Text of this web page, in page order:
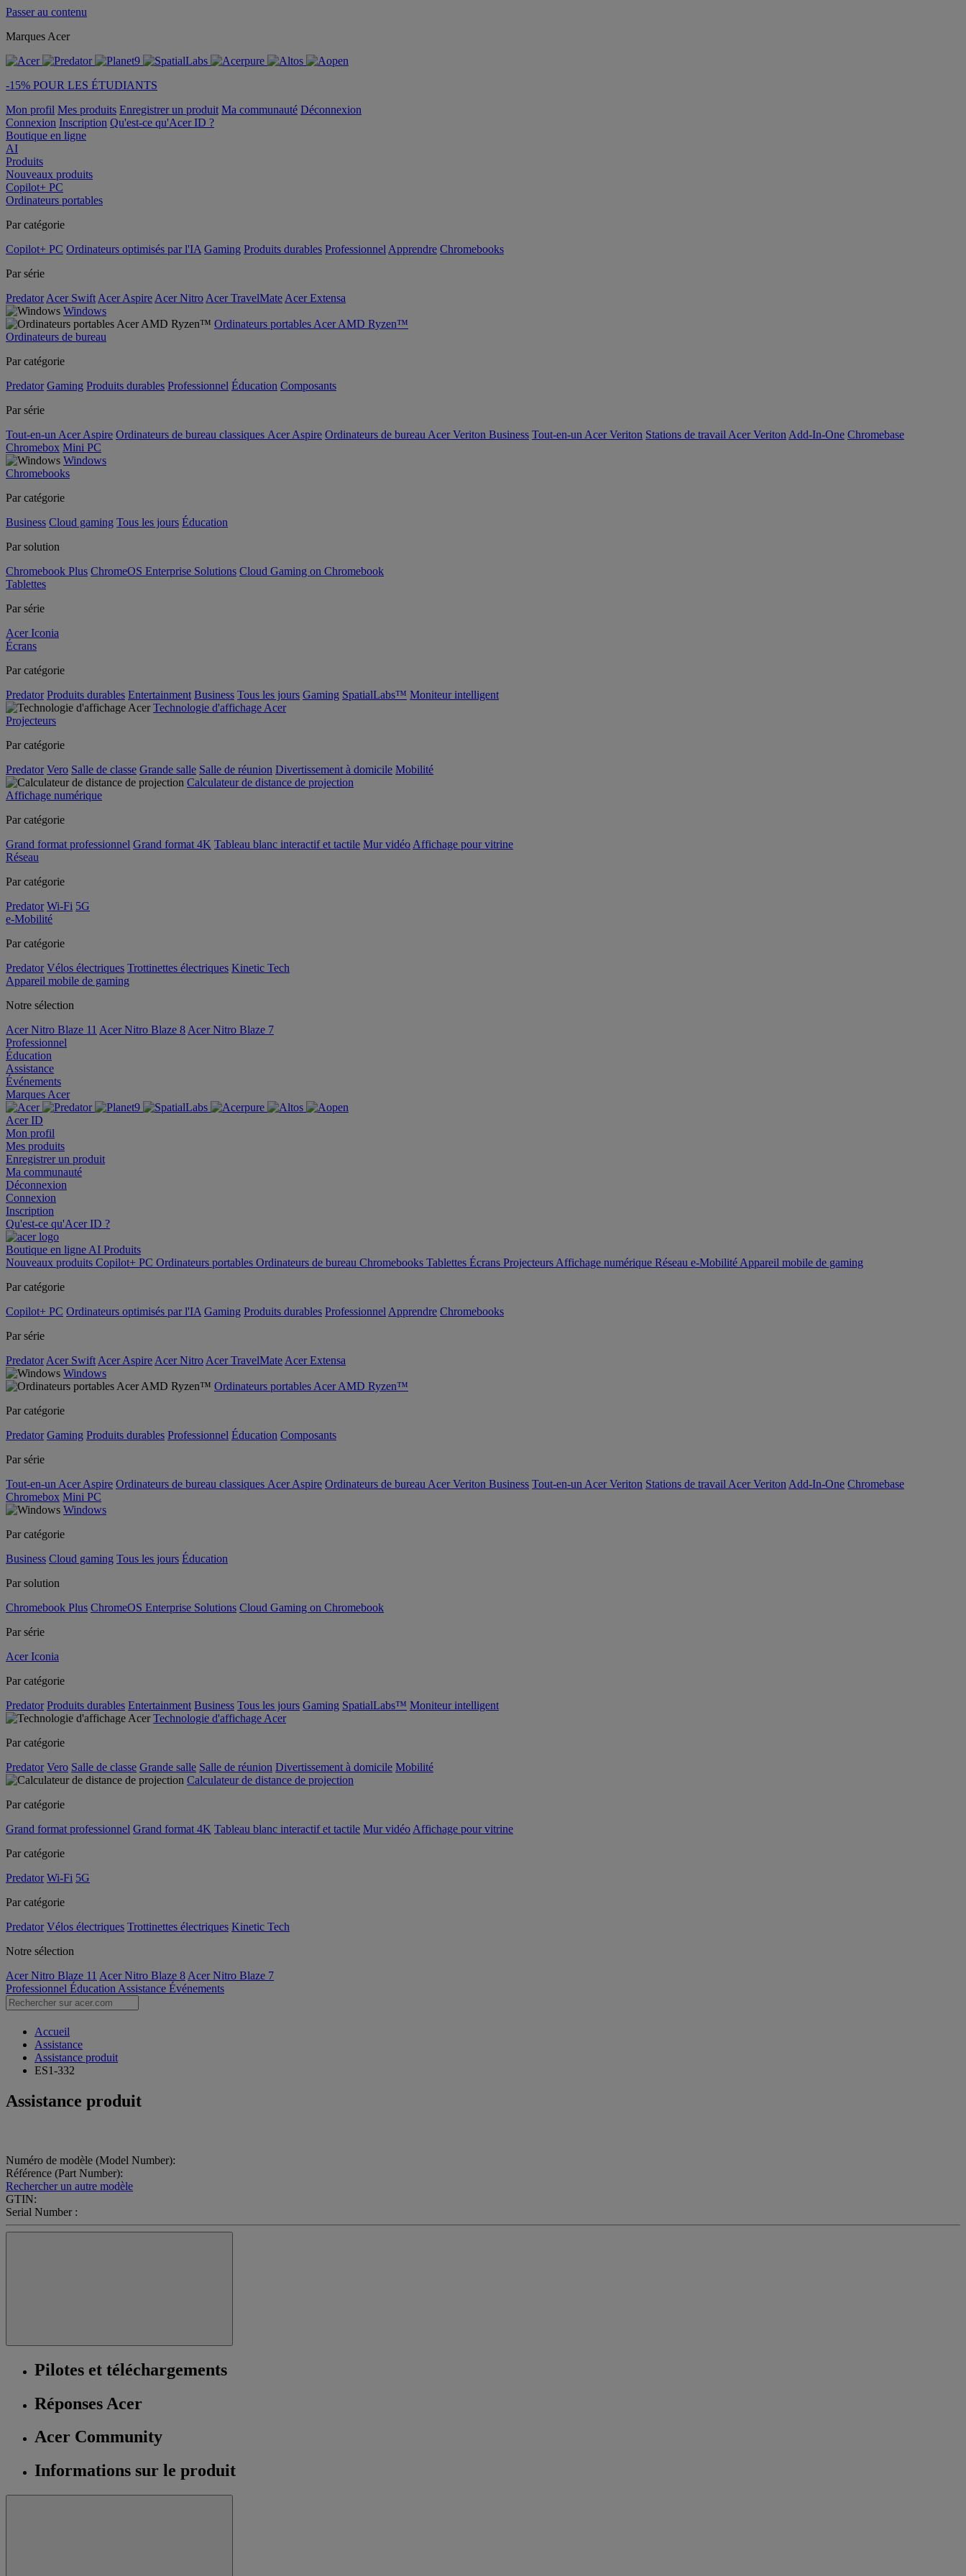
Passer au contenu
Marques Acer
-15% POUR LES ÉTUDIANTS
Mon profil Mes produits Enregistrer un produit Ma communauté Déconnexion
Connexion Inscription Qu'est-ce qu'Acer ID ?
Boutique en ligne
AI
Produits
Nouveaux produits
Copilot+ PC
Ordinateurs portables
Par catégorie
Copilot+ PC Ordinateurs optimisés par l'IA Gaming Produits durables Professionnel Apprendre Chromebooks
Par série
Predator Acer Swift Acer Aspire Acer Nitro Acer TravelMate Acer Extensa
Windows
Ordinateurs portables Acer AMD Ryzen™
Ordinateurs de bureau
Par catégorie
Predator Gaming Produits durables Professionnel Éducation Composants
Par série
Tout-en-un Acer Aspire Ordinateurs de bureau classiques Acer Aspire Ordinateurs de bureau Acer Veriton Business Tout-en-un Acer Veriton Stations de travail Acer Veriton Add-In-One Chromebase
Chromebox Mini PC
Windows
Chromebooks
Par catégorie
Business Cloud gaming Tous les jours Éducation
Par solution
Chromebook Plus ChromeOS Enterprise Solutions Cloud Gaming on Chromebook
Tablettes
Par série
Acer Iconia
Écrans
Par catégorie
Predator Produits durables Entertainment Business Tous les jours Gaming SpatialLabs™ Moniteur intelligent
Technologie d'affichage Acer
Projecteurs
Par catégorie
Predator Vero Salle de classe Grande salle Salle de réunion Divertissement à domicile Mobilité
Calculateur de distance de projection
Affichage numérique
Par catégorie
Grand format professionnel Grand format 4K Tableau blanc interactif et tactile Mur vidéo Affichage pour vitrine
Réseau
Par catégorie
Predator Wi-Fi 5G
e-Mobilité
Par catégorie
Predator Vélos électriques Trottinettes électriques Kinetic Tech
Appareil mobile de gaming
Notre sélection
Acer Nitro Blaze 11 Acer Nitro Blaze 8 Acer Nitro Blaze 7
Professionnel
Éducation
Assistance
Événements
Marques Acer
Acer ID
Mon profil
Mes produits
Enregistrer un produit
Ma communauté
Déconnexion
Connexion
Inscription
Qu'est-ce qu'Acer ID ?
Boutique en ligne AI Produits
Nouveaux produits Copilot+ PC Ordinateurs portables Ordinateurs de bureau Chromebooks Tablettes Écrans Projecteurs Affichage numérique Réseau e-Mobilité Appareil mobile de gaming
Par catégorie
Copilot+ PC Ordinateurs optimisés par l'IA Gaming Produits durables Professionnel Apprendre Chromebooks
Par série
Predator Acer Swift Acer Aspire Acer Nitro Acer TravelMate Acer Extensa
Windows
Ordinateurs portables Acer AMD Ryzen™
Par catégorie
Predator Gaming Produits durables Professionnel Éducation Composants
Par série
Tout-en-un Acer Aspire Ordinateurs de bureau classiques Acer Aspire Ordinateurs de bureau Acer Veriton Business Tout-en-un Acer Veriton Stations de travail Acer Veriton Add-In-One Chromebase
Chromebox Mini PC
Windows
Par catégorie
Business Cloud gaming Tous les jours Éducation
Par solution
Chromebook Plus ChromeOS Enterprise Solutions Cloud Gaming on Chromebook
Par série
Acer Iconia
Par catégorie
Predator Produits durables Entertainment Business Tous les jours Gaming SpatialLabs™ Moniteur intelligent
Technologie d'affichage Acer
Par catégorie
Predator Vero Salle de classe Grande salle Salle de réunion Divertissement à domicile Mobilité
Calculateur de distance de projection
Par catégorie
Grand format professionnel Grand format 4K Tableau blanc interactif et tactile Mur vidéo Affichage pour vitrine
Par catégorie
Predator Wi-Fi 5G
Par catégorie
Predator Vélos électriques Trottinettes électriques Kinetic Tech
Notre sélection
Acer Nitro Blaze 11 Acer Nitro Blaze 8 Acer Nitro Blaze 7
Professionnel Éducation Assistance Événements
Accueil
Assistance
Assistance produit
ES1-332
Assistance produit
Numéro de modèle (Model Number):
Référence (Part Number):
Rechercher un autre modèle
GTIN:
Serial Number :
Pilotes et téléchargements
Réponses Acer
Acer Community
Informations sur le produit